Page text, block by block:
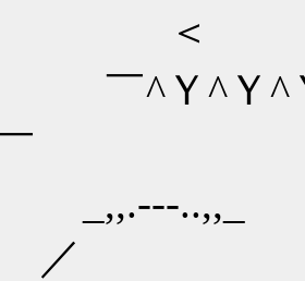
！ ＜
^Ｙ^Ｙ^Ｙ
‐-..,,_
｀